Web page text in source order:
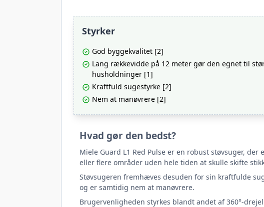
Styrker
God byggekvalitet [2]
Lang rækkevidde på 12 meter gør den egnet til
husholdninger [1]
Kraftfuld sugestyrke [2]
Nem at manøvrere [2]
Hvad gør den bedst?
Miele Guard L1 Red Pulse er en robust støvsuger,
eller flere områder uden hele tiden at skulle skifte
Støvsugeren fremhæves desuden for sin kraftfulde
og er samtidig nem at manøvrere.
Brugervenligheden styrkes blandt andet af 360°-